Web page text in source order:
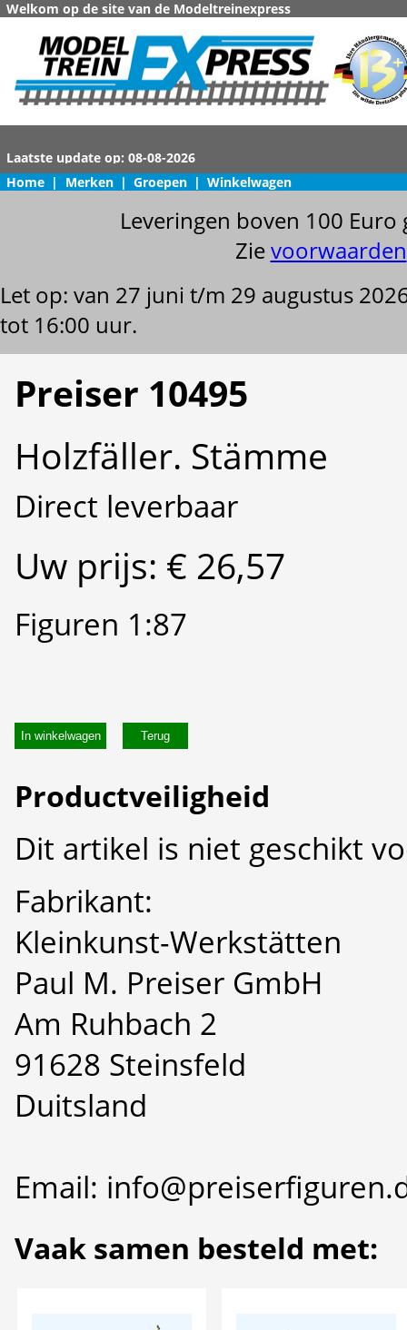
Welkom op de site van de Modeltreinexpress
Home | Merken | Groepen | Winkelwagen
Leveringen boven 100
Zievoorwaarden
Let op: van 27 juni t/m 29 augustus
tot 16:00 uur.
Preiser 10495
Holzfäller. Stämme
Direct leverbaar
Uw prijs: € 26,57
Figuren 1:87
In winkelwagen
Productveiligheid
Dit artikel is niet geschikt
Fabrikant:
Kleinkunst-Werkstätten
Paul M. Preiser GmbH
Am Ruhbach 2
91628 Steinsfeld
Duitsland
Email:
Vaak samen besteld met: